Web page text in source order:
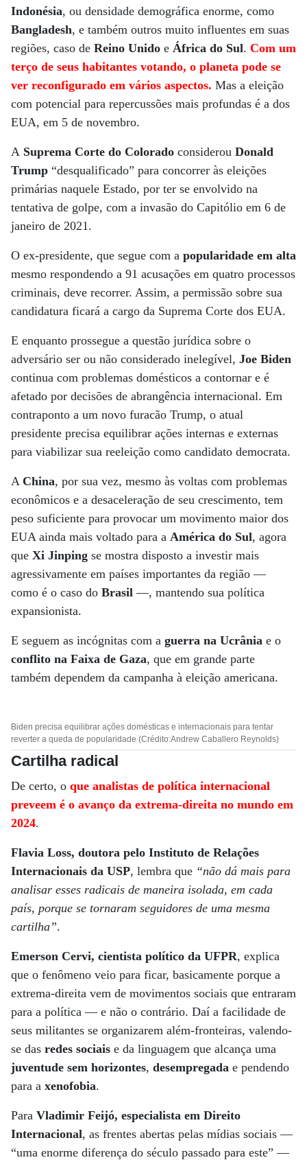
Indonésia, ou densidade demográfica enorme, como
Bangladesh, e também outros muito influentes em suas
regiões, caso de Reino Unido e África do Sul. Com um
terço de seus habitantes votando, o planeta pode se
ver reconfigurado em vários aspectos. Mas a eleição
com potencial para repercussões mais profundas é a dos
EUA, em 5 de novembro.
A Suprema Corte do Colorado considerou Donald
Trump “desqualificado” para concorrer às eleições
primárias naquele Estado, por ter se envolvido na
tentativa de golpe, com a invasão do Capitólio em 6 de
janeiro de 2021.
O ex-presidente, que segue com a popularidade em alta
mesmo respondendo a 91 acusações em quatro processos
criminais, deve recorrer. Assim, a permissão sobre sua
candidatura ficará a cargo da Suprema Corte dos EUA.
E enquanto prossegue a questão jurídica sobre o
adversário ser ou não considerado inelegível, Joe Biden
continua com problemas domésticos a contornar e é
afetado por decisões de abrangência internacional. Em
contraponto a um novo furacão Trump, o atual
presidente precisa equilibrar ações internas e externas
para viabilizar sua reeleição como candidato democrata.
A China, por sua vez, mesmo às voltas com problemas
econômicos e a desaceleração de seu crescimento, tem
peso suficiente para provocar um movimento maior dos
EUA ainda mais voltado para a América do Sul, agora
que Xi Jinping se mostra disposto a investir mais
agressivamente em países importantes da região —
como é o caso do Brasil —, mantendo sua política
expansionista.
E seguem as incógnitas com a guerra na Ucrânia e o
conflito na Faixa de Gaza, que em grande parte
também dependem da campanha à eleição americana.
Biden precisa equilibrar ações domésticas e internacionais para tentar
reverter a queda de popularidade (Crédito:Andrew Caballero Reynolds)
Cartilha radical
De certo, o que analistas de política internacional
preveem é o avanço da extrema-direita no mundo em
2024.
Flavia Loss, doutora pelo Instituto de Relações
Internacionais da USP, lembra que “não dá mais para
analisar esses radicais de maneira isolada, em cada
país, porque se tornaram seguidores de uma mesma
cartilha”.
Emerson Cervi, cientista político da UFPR, explica
que o fenômeno veio para ficar, basicamente porque a
extrema-direita vem de movimentos sociais que entraram
para a política — e não o contrário. Daí a facilidade de
seus militantes se organizarem além-fronteiras, valendo-
se das redes sociais e da linguagem que alcança uma
juventude sem horizontes, desempregada e pendendo
para a xenofobia.
Para Vladimir Feijó, especialista em Direito
Internacional, as frentes abertas pelas mídias sociais —
“uma enorme diferença do século passado para este” —